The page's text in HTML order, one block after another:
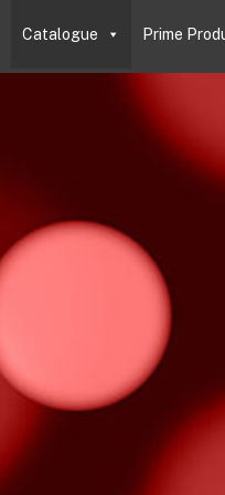
Catalogue Prime